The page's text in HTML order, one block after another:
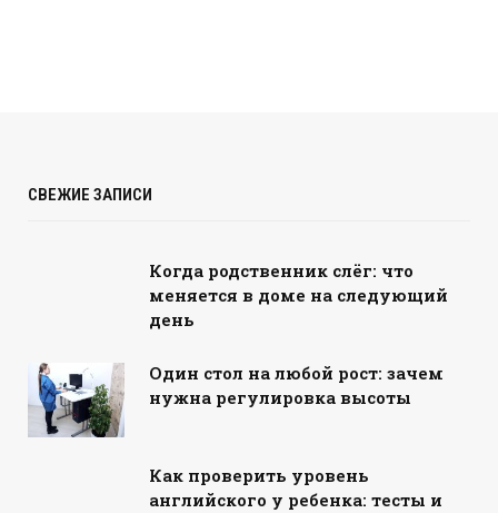
СВЕЖИЕ ЗАПИСИ
Когда родственник слёг: что
меняется в доме на следующий
день
Один стол на любой рост: зачем
нужна регулировка высоты
Как проверить уровень
английского у ребенка: тесты и